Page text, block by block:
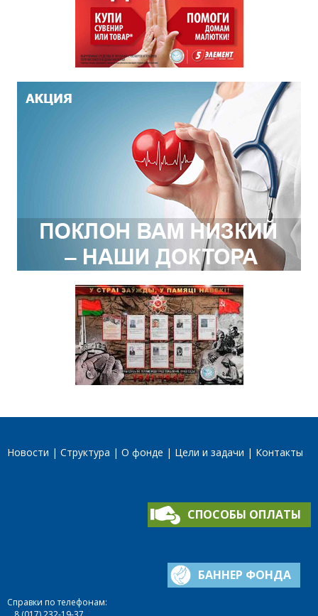
Новости Структура О фонде Цели и задачи Контакты
СПОСОБЫ ОПЛАТЫ
БАННЕР ФОНДА
Справки по телефонам: